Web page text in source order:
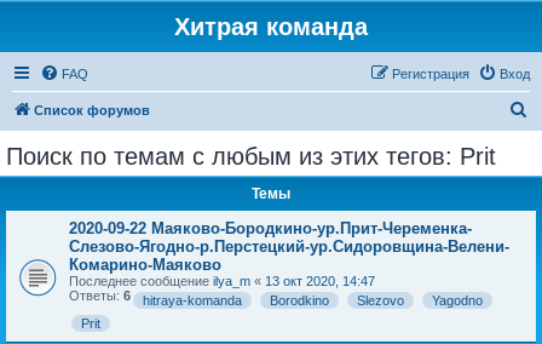
Хитрая команда
FAQ Вход
Регистрация
Список форумов
Поиск по темам с любым из этих тегов: Prit
Темы
2020-09-22 Маяково-Бородкино-ур.Прит-Череменка-
Слезово-Ягодно-р.Перстецкий-ур.Сидоровщина-Велени-
Комарино-Маяково
Последнее сообщение ilya_m « 13 окт 2020, 14:47
Ответы: 6 hitraya-komanda Borodkino Slezovo
Yagodno
Prit